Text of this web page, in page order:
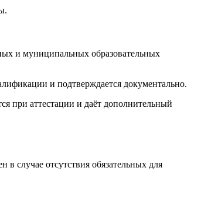
и муниципальных образовательных
и подтверждается документально.
при аттестации и даёт дополнительный
случае отсутствия обязательных для